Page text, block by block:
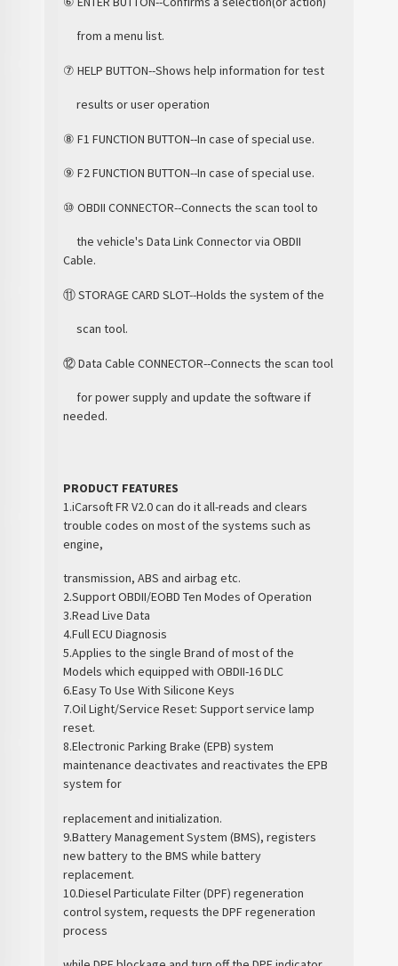
from a menu list.
⑦ HELP BUTTON--Shows help information for test
results or user operation
⑧ F1 FUNCTION BUTTON--In case of special use.
⑨ F2 FUNCTION BUTTON--In case of special use.
⑩ OBDII CONNECTOR--Connects the scan tool to
the vehicle's Data Link Connector via OBDII
Cable.
⑪ STORAGE CARD SLOT--Holds the system of the
scan tool.
⑫ Data Cable CONNECTOR--Connects the scan tool
for power supply and update the software if
needed.
PRODUCT FEATURES
1.iCarsoft FR V2.0 can do it all-reads and clears
trouble codes on most of the systems such as
engine,
transmission, ABS and airbag etc.
2.Support OBDII/EOBD Ten Modes of Operation
3.Read Live Data
4.Full ECU Diagnosis
5.Applies to the single Brand of most of the
Models which equipped with OBDII-16 DLC
6.Easy To Use With Silicone Keys
7.Oil Light/Service Reset: Support service lamp
reset.
8.Electronic Parking Brake (EPB) system
maintenance deactivates and reactivates the EPB
system for
replacement and initialization.
9.Battery Management System (BMS), registers
new battery to the BMS while battery
replacement.
10.Diesel Particulate Filter (DPF) regeneration
control system, requests the DPF regeneration
process